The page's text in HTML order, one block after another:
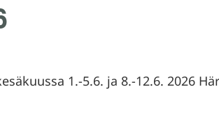
1.-5.6. ja 8.-12.6. 2026